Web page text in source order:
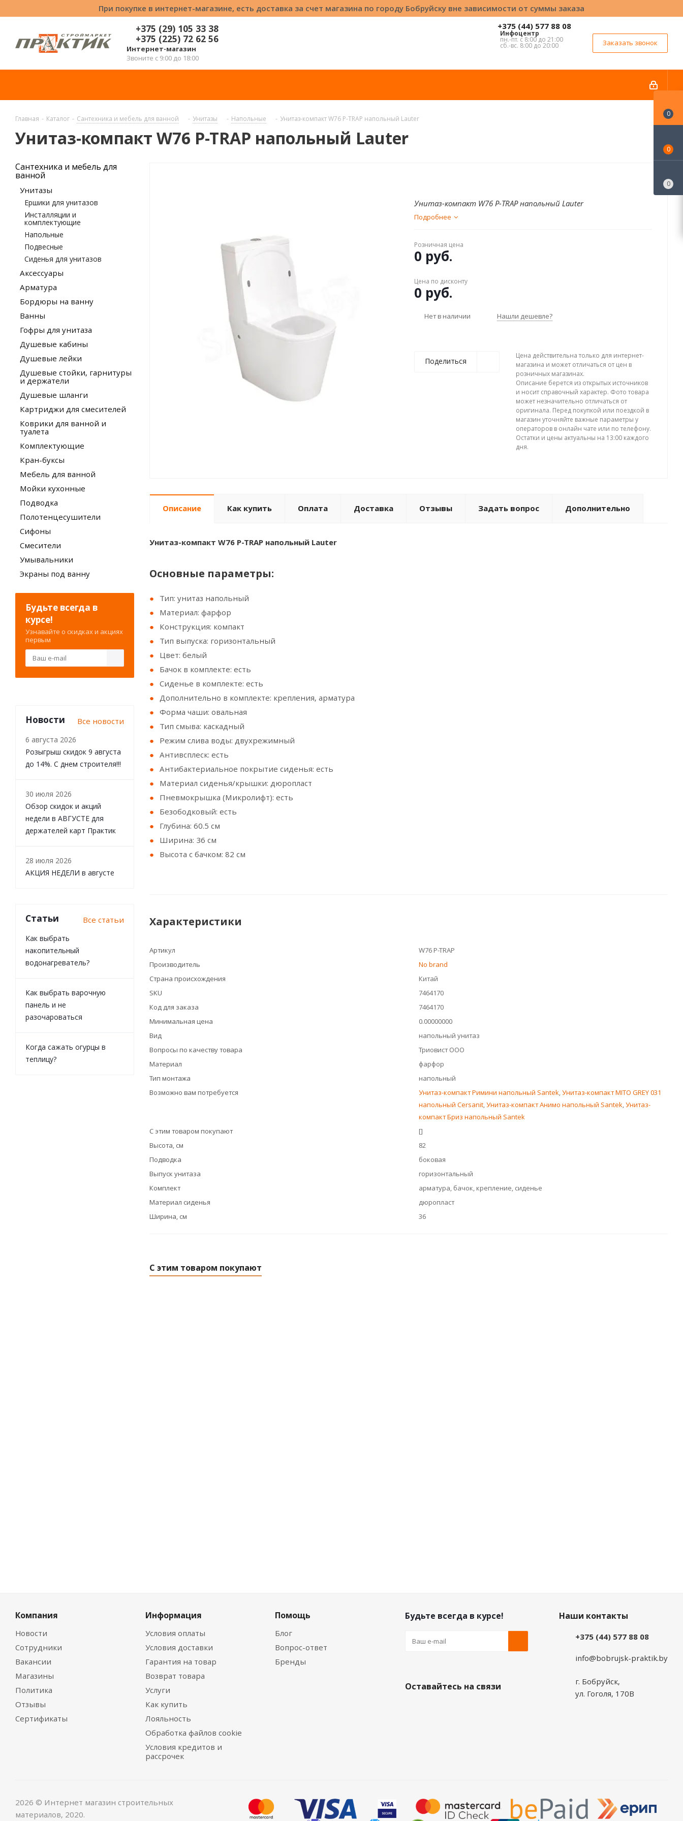
При покупке в интернет-магазине, есть доставка за счет магазина по городу Бобруйску вне зависимости от суммы заказа
+375 (29) 105 33 38
+375 (225) 72 62 56
Интернет-магазин
Звоните с 9:00 до 18:00
+375 (44) 577 88 08
Инфоцентр
пн.-пт. с 8:00 до 21:00
сб.-вс. 8:00 до 20:00 Заказать звонок
Главная - Каталог - Сантехника и мебель для ванной - Унитазы - Напольные - Унитаз-компакт W76 P-TRAP напольный Lauter
Унитаз-компакт W76 P-TRAP напольный Lauter
Унитаз-компакт W76 P-TRAP напольный Lauter
Подробнее
Розничная цена
0 руб.
Цена по дисконту
0 руб.
Нет в наличии Нашли дешевле?
Поделиться
Цена действительна только для интернет-
магазина и может отличаться от цен в
розничных магазинах.
Описание берется из открытых источников
и носит справочный характер. Фото товара
может незначительно отличаться от
оригинала. Перед покупкой или поездкой в
магазин уточняйте важные параметры у
операторов в онлайн чате или по телефону.
Остатки и цены актуальны на 13:00 каждого
дня.
Описание Как купить Оплата Доставка Отзывы Задать вопрос Дополнительно
Унитаз-компакт W76 P-TRAP напольный Lauter
Основные параметры:
Тип: унитаз напольный
Материал: фарфор
Конструкция: компакт
Тип выпуска: горизонтальный
Цвет: белый
Бачок в комплекте: есть
Сиденье в комплекте: есть
Дополнительно в комплекте: крепления, арматура
Форма чаши: овальная
Тип смыва: каскадный
Режим слива воды: двухрежимный
Антивсплеск: есть
Антибактериальное покрытие сиденья: есть
Материал сиденья/крышки: дюропласт
Пневмокрышка (Микролифт): есть
Безободковый: есть
Глубина: 60.5 см
Ширина: 36 см
Высота с бачком: 82 см
Характеристики
Артикул
W76 P-TRAP
Производитель
No brand
Страна происхождения
Китай
SKU
7464170
Код для заказа
7464170
Минимальная цена
0.00000000
Вид
напольный унитаз
Вопросы по качеству товара
Триовист ООО
Материал
фарфор
Тип монтажа
напольный
Возможно вам потребуется
Унитаз-компакт Римини напольный Santek,Унитаз-компакт MITO GREY 031
напольный Cersanit,Унитаз-компакт Анимо напольный Santek,Унитаз-
компакт Бриз напольный Santek
С этим товаром покупают
[]
Высота, см
82
Подводка
боковая
Выпуск унитаза
горизонтальный
Комплект
арматура, бачок, крепление, сиденье
Материал сиденья
дюропласт
Ширина, см
36
С этим товаром покупают
Сантехника и мебель для
ванной
Унитазы
Ершики для унитазов
Инсталляции и
комплектующие
Напольные
Подвесные
Сиденья для унитазов
Аксессуары
Арматура
Бордюры на ванну
Ванны
Гофры для унитаза
Душевые кабины
Душевые лейки
Душевые стойки, гарнитуры
и держатели
Душевые шланги
Картриджи для смесителей
Коврики для ванной и
туалета
Комплектующие
Кран-буксы
Мебель для ванной
Мойки кухонные
Подводка
Полотенцесушители
Сифоны
Смесители
Умывальники
Экраны под ванну
Будьте всегда в
курсе!
Узнавайте о скидках и акциях
первым
Новости Все новости
6 августа 2026
Розыгрыш скидок 9 августа
до 14%. С днем строителя!!!
30 июля 2026
Обзор скидок и акций
недели в АВГУСТЕ для
держателей карт Практик
28 июля 2026
АКЦИЯ НЕДЕЛИ в августе
Статьи Все статьи
Как выбрать
накопительный
водонагреватель?
Как выбрать варочную
панель и не
разочароваться
Когда сажать огурцы в
теплицу?
Компания
Новости
Сотрудники
Вакансии
Магазины
Политика
Отзывы
Сертификаты
Информация
Условия оплаты
Условия доставки
Гарантия на товар
Возврат товара
Услуги
Как купить
Лояльность
Обработка файлов cookie
Условия кредитов и
рассрочек
Помощь
Блог
Вопрос-ответ
Бренды
Будьте всегда в курсе!
Оставайтесь на связи
Наши контакты
+375 (44) 577 88 08
info@bobrujsk-praktik.by
г. Бобруйск,
ул. Гоголя, 170В
2026 © Интернет магазин строительных
материалов, 2020.
0
0
0